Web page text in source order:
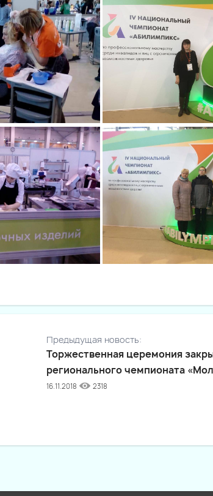
Предыдущая новость:
Торжественная церемония
регионального чемпионата
16.11.2018 2318